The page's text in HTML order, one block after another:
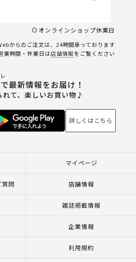
オンラインショップ休業日
からのご注文は、24時間承っております
業時間・休業日は店舗情報をご覧ください
最新情報をお届け！
れて、楽しいお買い物♪
詳しくはこちら
マイページ
質問 店舗情報
雑誌掲載情報
企業情報
利用規約